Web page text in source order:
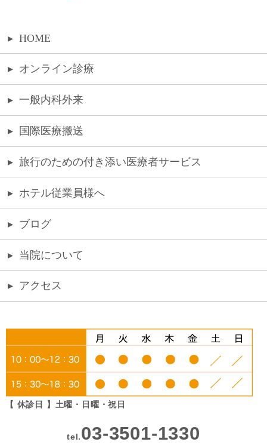
▸ HOME
▸ オンライン診療
▸ 一般内科外来
▸ 国際医療搬送
▸ 旅行のための付き添い医療者サービス
▸ ホテル従業員様へ
▸ ブログ
▸ 当院について
▸ アクセス
【 休診日 】土曜・日曜・祝日
tel.03-3501-1330